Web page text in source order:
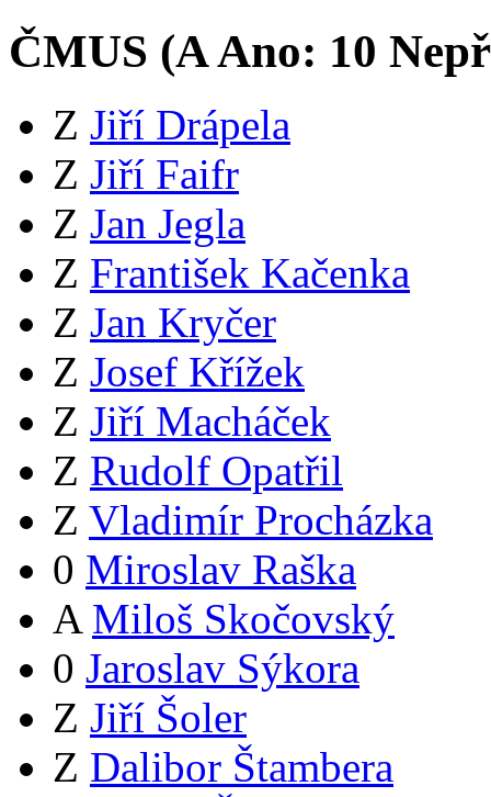
ČMUS (AAno: 10
Z Jiří Drápela
Z Jiří Faifr
Z Jan Jegla
Z František Kačenka
Z Jan Kryčer
Z Josef Křížek
Z Jiří Macháček
Z Rudolf Opatřil
Z Vladimír Procházka
0 Miroslav Raška
A Miloš Skočovský
0 Jaroslav Sýkora
Z Jiří Šoler
Z Dalibor Štambera